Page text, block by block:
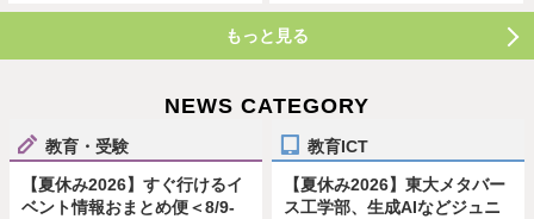
もっと見る
NEWS CATEGORY
教育・受験
【夏休み2026】すぐ行けるイ
ベント情報おまとめ便＜8/9-
教育ICT
【夏休み2026】東大メタバー
ス工学部、生成AIなどジュニ